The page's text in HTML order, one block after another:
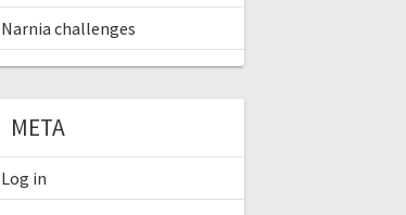
Narnia challenges
META
Log in